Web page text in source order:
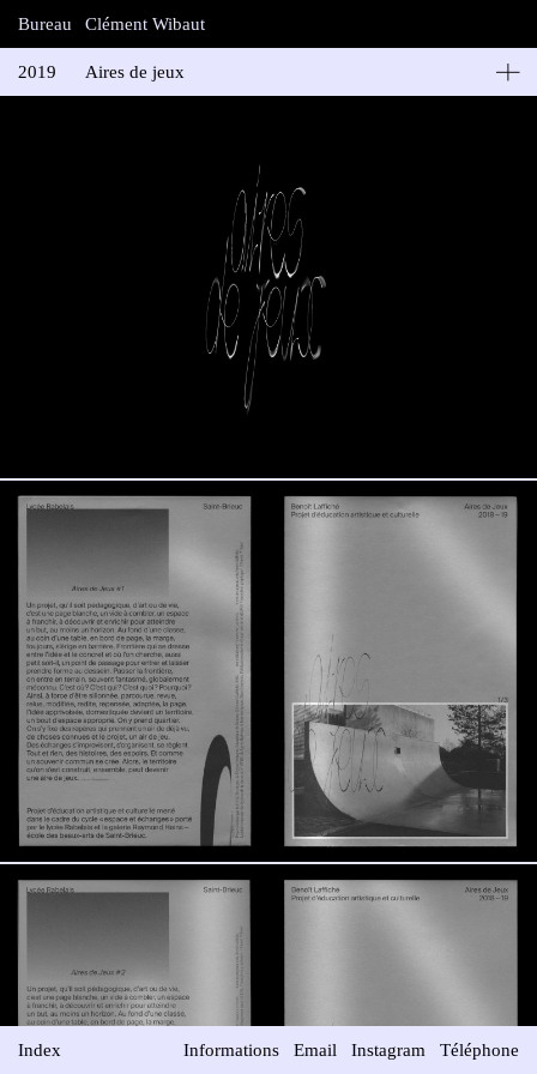
Bureau Clément Wibaut
2019
Aires de jeux
“espace et échanges” porté par la galerie Raymond Hains et le
lycée Rabelais de Saint-Brieuc. Projet soutenu par la DRAC
Index Informations Email Instagram Téléphone